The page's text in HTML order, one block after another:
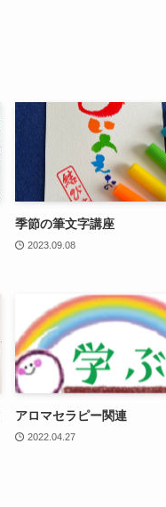
季節の筆文字講座
2023.09.08
アロマセラピー関連
2022.04.27